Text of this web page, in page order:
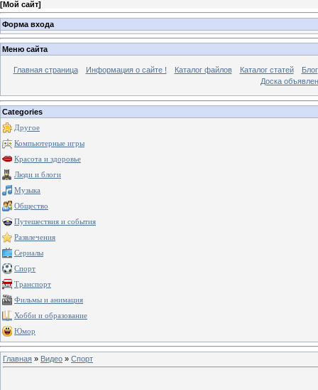
[Мой сайт]
Форма входа
Меню сайта
Главная страница Информация о сайте ! Каталог файлов Каталог статей
Блог
Доска
Categories
Другое
Компьютерные игры
Красота и здоровье
Люди и блоги
Музыка
Общество
Путешествия и события
Развлечения
Сериалы
Спорт
Транспорт
Фильмы и анимация
Хобби и образование
Юмор
Главная » Видео » Спорт